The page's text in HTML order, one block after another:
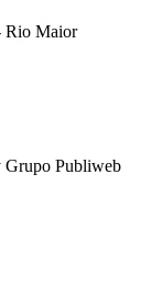
Rio Maior
Grupo Publiweb